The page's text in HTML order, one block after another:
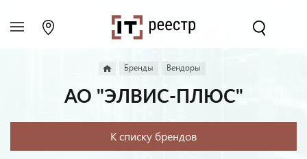
Бренды Вендоры
АО "ЭЛВИС-ПЛЮС"
К списку брендов